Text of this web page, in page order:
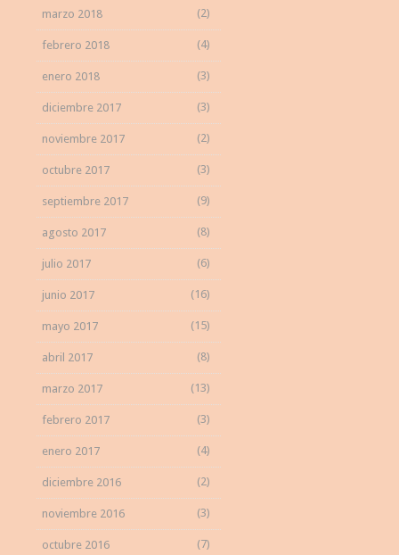
marzo 2018 (2)
febrero 2018 (4)
enero 2018 (3)
diciembre 2017 (3)
noviembre 2017 (2)
octubre 2017 (3)
septiembre 2017 (9)
agosto 2017 (8)
julio 2017 (6)
junio 2017 (16)
mayo 2017 (15)
abril 2017 (8)
marzo 2017 (13)
febrero 2017 (3)
enero 2017 (4)
diciembre 2016 (2)
noviembre 2016 (3)
octubre 2016 (7)